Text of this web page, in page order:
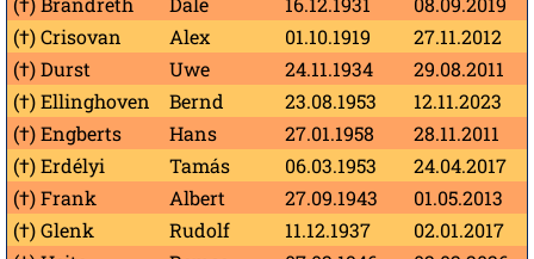
(†) Crisovan
Alex 01.10.1919 27.11.2012
(†) Durst
Uwe 24.11.1934 29.08.2011
(†) Ellinghoven
Bernd 23.08.1953 12.11.2023
(†) Engberts
Hans 27.01.1958 28.11.2011
(†) Erdélyi
Tamás 06.03.1953 24.04.2017
(†) Frank
Albert 27.09.1943 01.05.2013
(†) Glenk
Rudolf 11.12.1937 02.01.2017